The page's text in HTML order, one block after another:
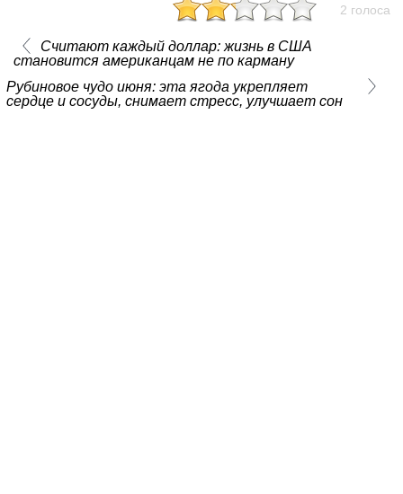
2 голоса
Считают каждый доллар: жизнь в США
становится американцам не по карману
Рубиновое чудо июня: эта ягода укрепляет
сердце и сосуды, снимает стресс, улучшает сон